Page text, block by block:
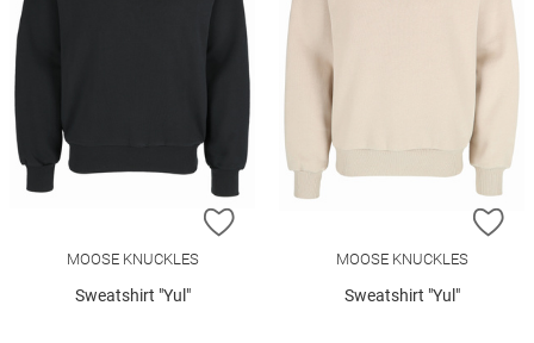
ZUR WUNSCHLISTE HINZUFÜGEN
MOOSE KNUCKLES
Sweatshirt "Yul"
MOOSE KNUCKLES
Sweatshirt "Yul"